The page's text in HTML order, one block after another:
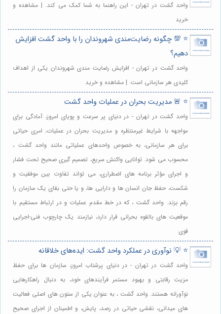
واحد گشت در تهران - این راهنما به شما کمک می کند. | مشاهده و
خرید
⭐️ 💯 چگونه رضایت‌مندی شهروندان را با واحد گشت افزایش
دهیم؟
واحد گشت در تهران - افزایش رضایت مندی شهروندان یکی از اهداف
کلیدی هر سازمانی است. | مشاهده و خرید
⭐️ 🚨 مدیریت بحران در عملیات واحد گشت
واحد گشت در تهران - در دنیای پر سرعت و پویای امروز، آمادگی برای
مواجهه با شرایط غیرمنتظره و مدیریت بحران در عملیات، امری حیاتی
برای هر سازمانی، به خصوص واحدهای عملیاتی مانند واحد گشت ،
محسوب می شود. توانایی واکنش سریع، تصمیم گیری صحیح تحت فشار
و اجرای مؤثر برنامه های اضطراری، می تواند تفاوت بین موفقیت و
شکست، حفظ جان انسان ها و دارایی ها، و یا حتی بقای یک سازمان را
رقم بزند. واحد گشت ، که در خط مقدم عملیات و در ارتباط مستقیم با
موقعیت های بالقوه بحرانی قرار دارد، نیازمند یک چارچوب فنی-اجرایی
قوی
⭐️ 💡 نوآوری در عملکرد واحد گشت: ایده‌های خلاقانه
واحد گشت در تهران - در دنیای پرشتاب امروز، سازمان ها برای حفظ
مزیت رقابتی و بهبود مستمر فرآیندهای خود، به دنبال راهکارهایی
نوآورانه هستند. واحد گشت ، به عنوان یکی از ستون های اصلی فعالیت
های میدانی، نقشی حیاتی در رصد، پایش، و اطمینان از اجرای صحیح